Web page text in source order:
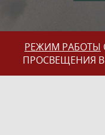
РЕЖИМ РАБОТЫ
ПРОСВЕЩЕНИЯ В